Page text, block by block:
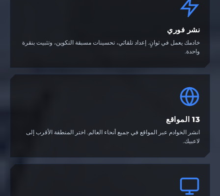
نشر فوري
خادمك يعمل في ثوانٍ. إعداد تلقائي، تحسينات مسبقة التكوين، وتثبيت بنقرة
واحدة.
13 المواقع
انشر الخوادم عبر المواقع في جميع أنحاء العالم. اختر المنطقة الأقرب إلى
لاعبيك.